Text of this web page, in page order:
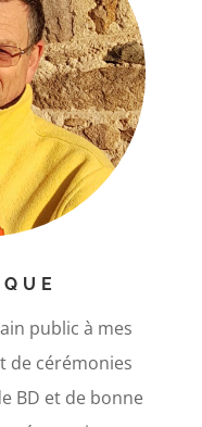
public à mes
de cérémonies
BD et de bonne